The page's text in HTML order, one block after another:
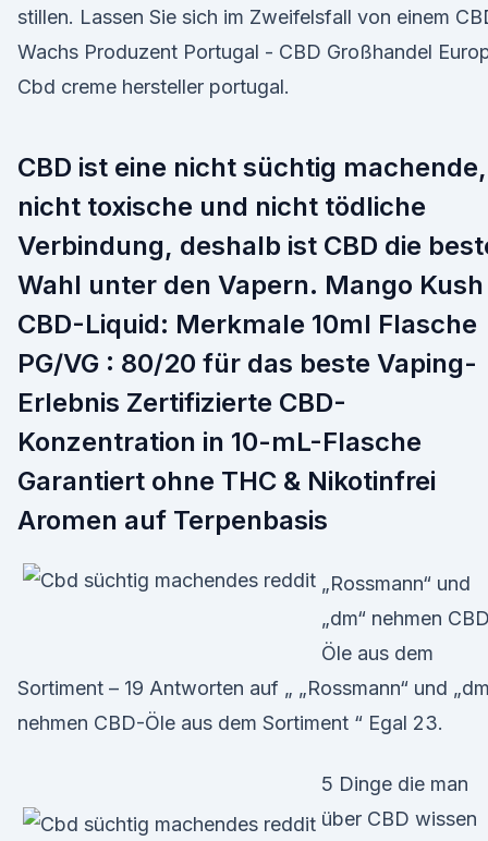
stillen. Lassen Sie sich im Zweifelsfall von einem
Wachs Produzent Portugal - CBD Großhandel
Cbd creme hersteller portugal.
CBD ist eine nicht süchtig machende,
nicht toxische und nicht tödliche
Verbindung, deshalb ist CBD die
Wahl unter den Vapern. Mango Kush
CBD-Liquid: Merkmale 10ml Flasche
PG/VG : 80/20 für das beste Vaping-
Erlebnis Zertifizierte CBD-
Konzentration in 10-mL-Flasche
Garantiert ohne THC & Nikotinfrei
Aromen auf Terpenbasis
„Rossmann“ und
„dm“ nehmen
Öle aus dem
Sortiment – 19 Antworten auf „ „Rossmann“ und
nehmen CBD-Öle aus dem Sortiment “ Egal 23.
5 Dinge die man
über CBD wissen